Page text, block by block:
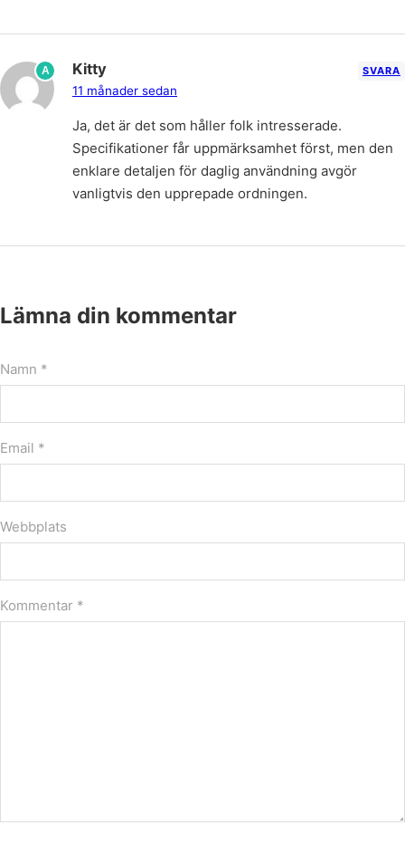
A Kitty
11 månader sedan
SVARA
Ja, det är det som håller folk intresserade.
Specifikationer får uppmärksamhet först, men den
enklare detaljen för daglig användning avgör
vanligtvis den upprepade ordningen.
Lämna din kommentar
Namn *
Email *
Webbplats
Kommentar *